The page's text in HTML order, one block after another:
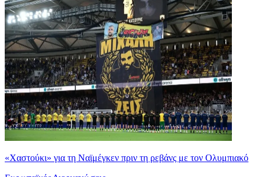
«Χαστούκι» για τη Ναϊμέγκεν πριν τη ρεβάνς με τον Ολυμπιακό